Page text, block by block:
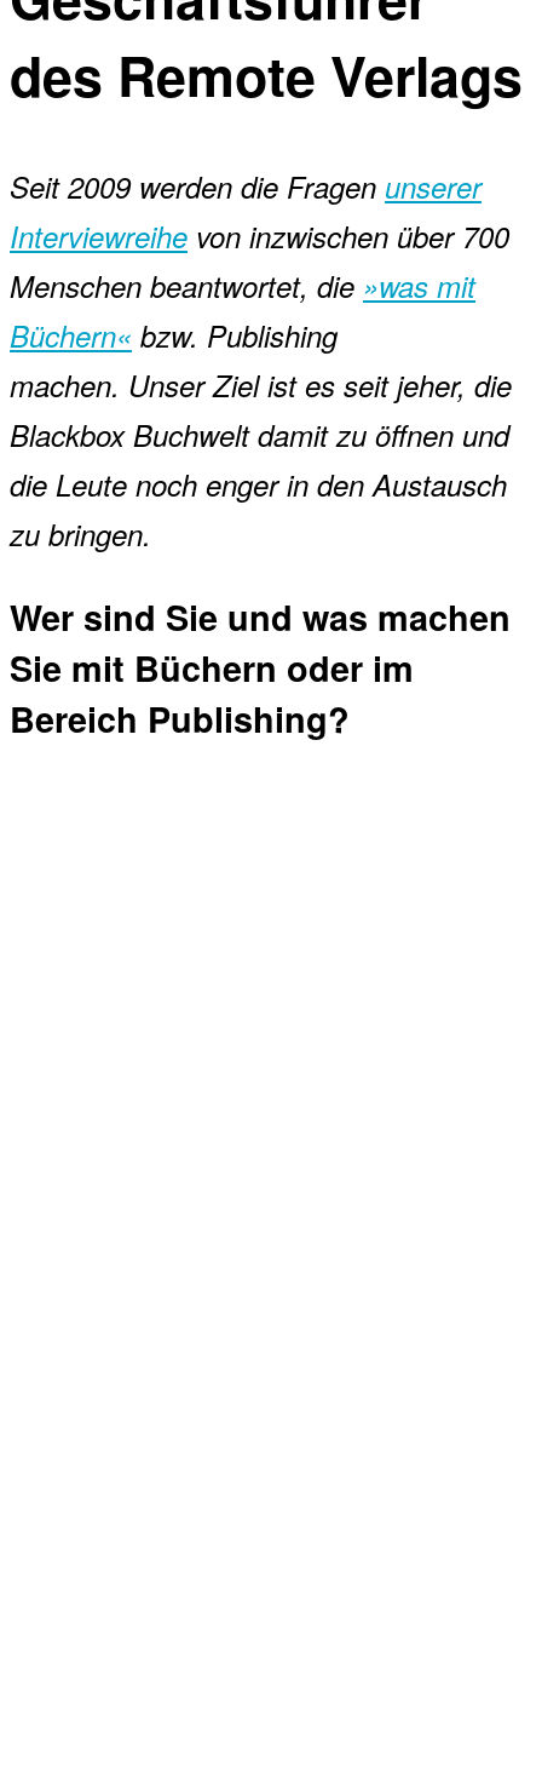
des Remote Verlags
Seit 2009 werden die Fragen unserer
Interviewreihe von inzwischen über 700
Menschen beantwortet, die »was mit
Büchern« bzw. Publishing
machen. Unser Ziel ist es seit jeher, die
Blackbox Buchwelt damit zu öffnen und
die Leute noch enger in den Austausch
zu bringen.
Wer sind Sie und was machen
Sie mit Büchern oder im
Bereich Publishing?